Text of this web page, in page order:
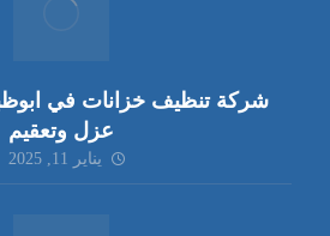
عزل وتعقيم
يناير 11, 2025